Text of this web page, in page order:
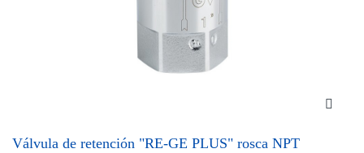
Válvula de retención "RE-GE PLUS" rosca NPT